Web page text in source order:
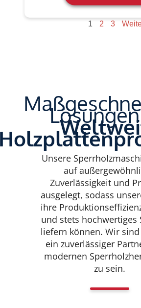
1 2 3
Unsere
auf
Zuverlässigkeit und
ausgelegt, sodass
ihre
und stets hochwertiges
liefern können. Wir
ein zuverlässiger
modernen
zu sein.